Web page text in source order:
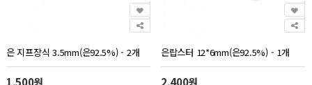
은 지프장식 3.5mm(은92.5%) - 2개
1,500원
은랍스터 12*6mm(은92.5%) - 1개
2,400원